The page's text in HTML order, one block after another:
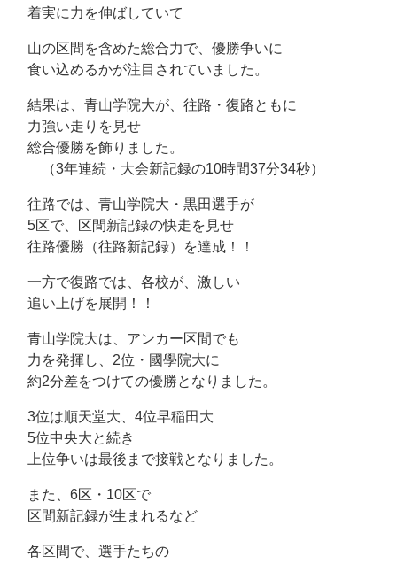
着実に力を伸ばしていて
山の区間を含めた総合力で、優勝争いに
食い込めるかが注目されていました。
結果は、青山学院大が、往路・復路ともに
力強い走りを見せ
総合優勝を飾りました。
（3年連続・大会新記録の10時間37分34秒）
往路では、青山学院大・黒田選手が
5区で、区間新記録の快走を見せ
往路優勝（往路新記録）を達成！！
一方で復路では、各校が、激しい
追い上げを展開！！
青山学院大は、アンカー区間でも
力を発揮し、2位・國學院大に
約2分差をつけての優勝となりました。
3位は順天堂大、4位早稲田大
5位中央大と続き
上位争いは最後まで接戦となりました。
また、6区・10区で
区間新記録が生まれるなど
各区間で、選手たちの